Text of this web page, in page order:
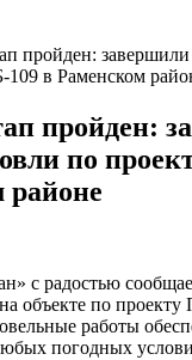
пройден:
109 в Раменском
пройден:
по
районе
с радостью
объекте по проекту
работы
погодных